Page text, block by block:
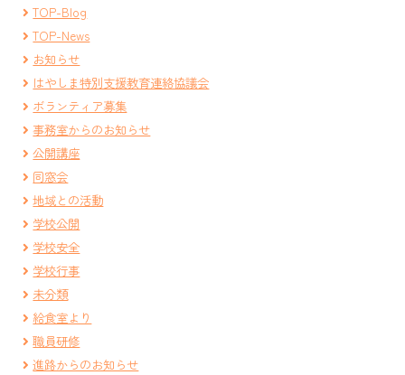
TOP-Blog
TOP-News
お知らせ
はやしま特別支援教育連絡協議会
ボランティア募集
事務室からのお知らせ
公開講座
同窓会
地域との活動
学校公開
学校安全
学校行事
未分類
給食室より
職員研修
進路からのお知らせ